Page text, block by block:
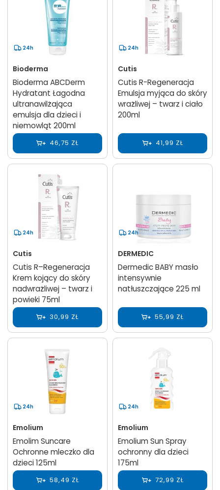
24h
Bioderma
Bioderma ABCDerm
Hydratant Łagodna
ultranawilżająca
emulsja dla dzieci i
niemowląt 200ml
46,75 ZŁ
24h
Cutis
Cutis R-Regeneracja
Emulsja myjąca do skóry
wrażliwej – twarz i ciało
200ml
41,99 ZŁ
24h
Cutis
Cutis R–Regeneracja
Krem kojący do skóry
nadwrażliwej – twarz i
powieki 75ml
30,99 ZŁ
24h
DERMEDIC
Dermedic BABY masło
intensywnie
natłuszczające 225 ml
55,99 ZŁ
24h
Emolium
Emolim Suncare
Ochronne mleczko dla
dzieci 125ml
58,49 ZŁ
24h
Emolium
Emolium Sun Spray
ochronny dla dzieci
175ml
72,99 ZŁ